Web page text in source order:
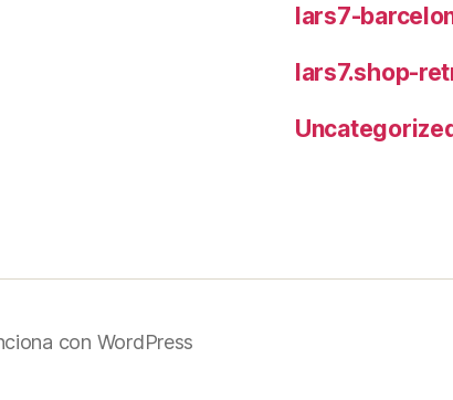
lars7-
lars7.shop-
con WordPress